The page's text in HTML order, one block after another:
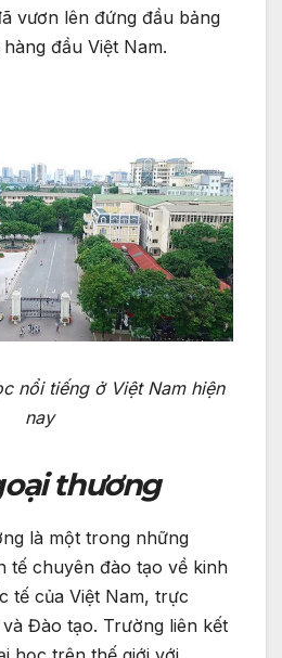
vươn lên đứng đầu bảng
đầu Việt Nam.
nổi tiếng ở Việt Nam hiện
nay
thương
là một trong những
tế chuyên đào tạo về kinh
tế của Việt Nam, trực
Đào tạo. Trường liên kết